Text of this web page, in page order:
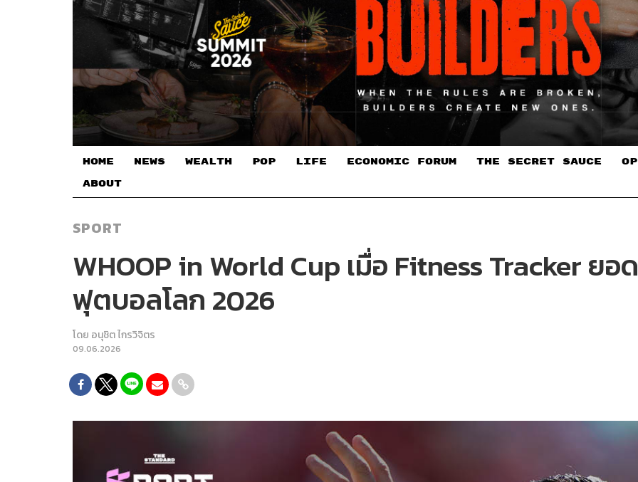
HOME NEWS WEALTH POP LIFE ECONOMIC FORUM THE SECRET SAUCE​
ABOUT
SPORT
WHOOP in World Cup เมื่อ Fitness Tracker ย
ฟุตบอลโลก 2026
โดย อนุชิต ไกรวิจิตร
09.06.2026